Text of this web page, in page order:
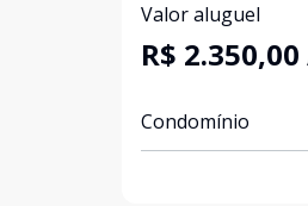
Valor aluguel
R$ 2.350,00
Condomínio